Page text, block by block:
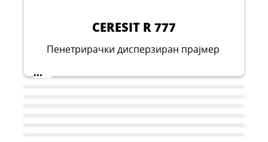
CERESIT R 777
Пенетрирачки дисперзиран прајмер
...